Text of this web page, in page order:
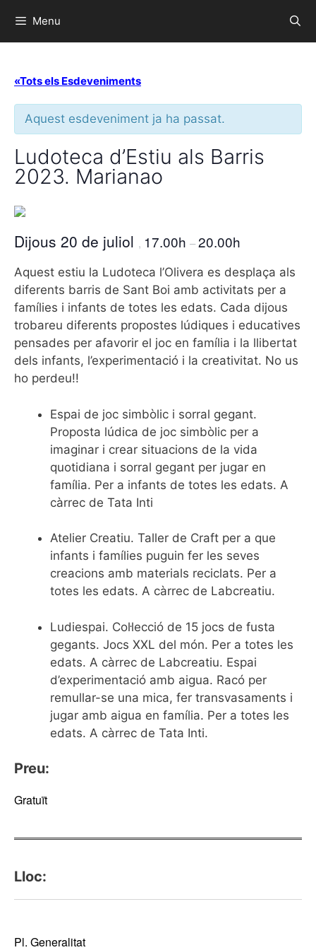
Menu
«Tots els Esdeveniments
Aquest esdeveniment ja ha passat.
Ludoteca d’Estiu als Barris
2023. Marianao
Dijous 20 de juliol , 17.00h –20.00h
Aquest estiu la Ludoteca l’Olivera es desplaça als
diferents barris de Sant Boi amb activitats per a
famílies i infants de totes les edats. Cada dijous
trobareu diferents propostes lúdiques i educatives
pensades per afavorir el joc en família i la llibertat
dels infants, l’experimentació i la creativitat. No us
ho perdeu!!
Espai de joc simbòlic i sorral gegant.
Proposta lúdica de joc simbòlic per a
imaginar i crear situacions de la vida
quotidiana i sorral gegant per jugar en
família. Per a infants de totes les edats. A
càrrec de Tata Inti
Atelier Creatiu. Taller de Craft per a que
infants i famílies puguin fer les seves
creacions amb materials reciclats. Per a
totes les edats. A càrrec de Labcreatiu.
Ludiespai. Col·lecció de 15 jocs de fusta
gegants. Jocs XXL del món. Per a totes les
edats. A càrrec de Labcreatiu. Espai
d’experimentació amb aigua. Racó per
remullar-se una mica, fer transvasaments i
jugar amb aigua en família. Per a totes les
edats. A càrrec de Tata Inti.
Preu:
Gratuït
Lloc:
Pl. Generalitat